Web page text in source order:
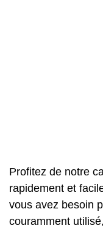
Profitez de notre
rapidement et
vous avez besoin
couramment